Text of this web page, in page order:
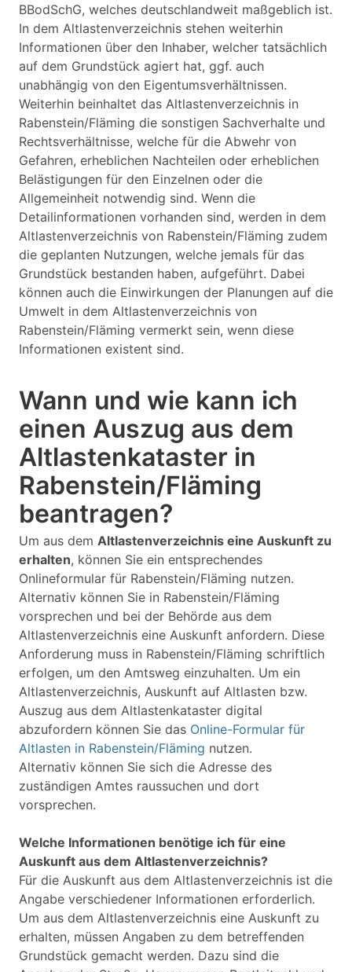
BBodSchG, welches deutschlandweit maßgeblich ist.
In dem Altlastenverzeichnis stehen weiterhin
Informationen über den Inhaber, welcher tatsächlich
auf dem Grundstück agiert hat, ggf. auch
unabhängig von den Eigentumsverhältnissen.
Weiterhin beinhaltet das Altlastenverzeichnis in
Rabenstein/Fläming die sonstigen Sachverhalte und
Rechtsverhältnisse, welche für die Abwehr von
Gefahren, erheblichen Nachteilen oder erheblichen
Belästigungen für den Einzelnen oder die
Allgemeinheit notwendig sind. Wenn die
Detailinformationen vorhanden sind, werden in dem
Altlastenverzeichnis von Rabenstein/Fläming zudem
die geplanten Nutzungen, welche jemals für das
Grundstück bestanden haben, aufgeführt. Dabei
können auch die Einwirkungen der Planungen auf die
Umwelt in dem Altlastenverzeichnis von
Rabenstein/Fläming vermerkt sein, wenn diese
Informationen existent sind.
Wann und wie kann ich
einen Auszug aus dem
Altlastenkataster in
Rabenstein/Fläming
beantragen?
Um aus dem Altlastenverzeichnis eine Auskunft zu
erhalten, können Sie ein entsprechendes
Onlineformular für Rabenstein/Fläming nutzen.
Alternativ können Sie in Rabenstein/Fläming
vorsprechen und bei der Behörde aus dem
Altlastenverzeichnis eine Auskunft anfordern. Diese
Anforderung muss in Rabenstein/Fläming schriftlich
erfolgen, um den Amtsweg einzuhalten. Um ein
Altlastenverzeichnis, Auskunft auf Altlasten bzw.
Auszug aus dem Altlastenkataster digital
abzufordern können Sie das Online-Formular für
Altlasten in Rabenstein/Fläming nutzen.
Alternativ können Sie sich die Adresse des
zuständigen Amtes raussuchen und dort
vorsprechen.
Welche Informationen benötige ich für eine
Auskunft aus dem Altlastenverzeichnis?
Für die Auskunft aus dem Altlastenverzeichnis ist die
Angabe verschiedener Informationen erforderlich.
Um aus dem Altlastenverzeichnis eine Auskunft zu
erhalten, müssen Angaben zu dem betreffenden
Grundstück gemacht werden. Dazu sind die